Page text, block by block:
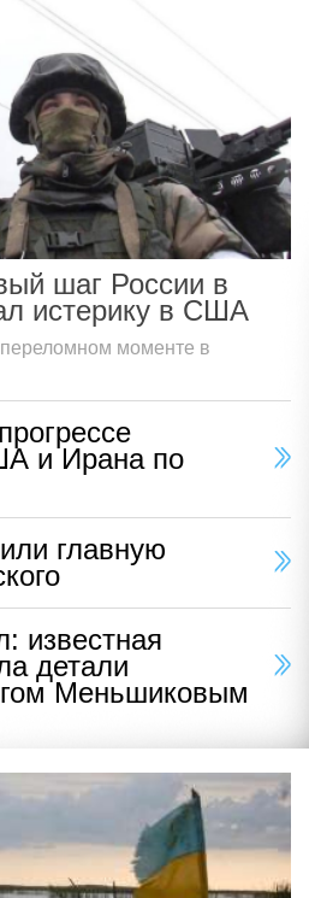
шаг России в
истерику в США
моменте в
и Ирана по
главную
известная
детали
Меньшиковым